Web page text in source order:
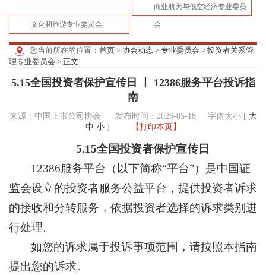
文化和旅游专业委员会
商业航天与低空经济专业委员
会
您当前所在的位置： 首页 > 协会动态 > 专业委员会 > 投资者关系管
理专业委员会 > 正文
5.15全国投资者保护宣传日 丨 12386服务平台投诉指
南
来源：中国上市公司协会 发布时间：2026-05-18 字体大小 [ 大
中 小] 【打印本页】
5.15全国投资者保护宣传日
12386服务平台（以下简称“平台”）是中国证
监会设立的投资者服务公益平台，提供投资者诉求
的接收和分转服务，依据投资者选择的诉求类别进
行处理。
如您的诉求属于投诉事项范围，请按照本指南
提出您的诉求。